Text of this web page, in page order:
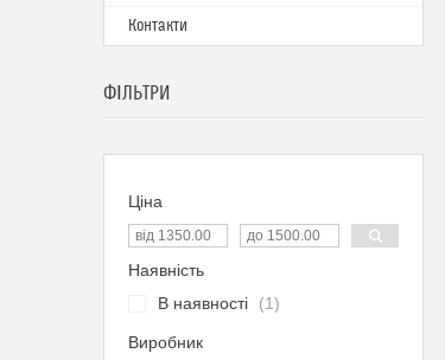
Контакти
ФІЛЬТРИ
Ціна
Наявність
В наявності
1
Виробник